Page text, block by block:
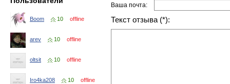
Boom 10 offline
arev 10 offline
oltsit 10 offline
Iro4ka208 10 offline
Ваша почта:
Текст отзыва (*):